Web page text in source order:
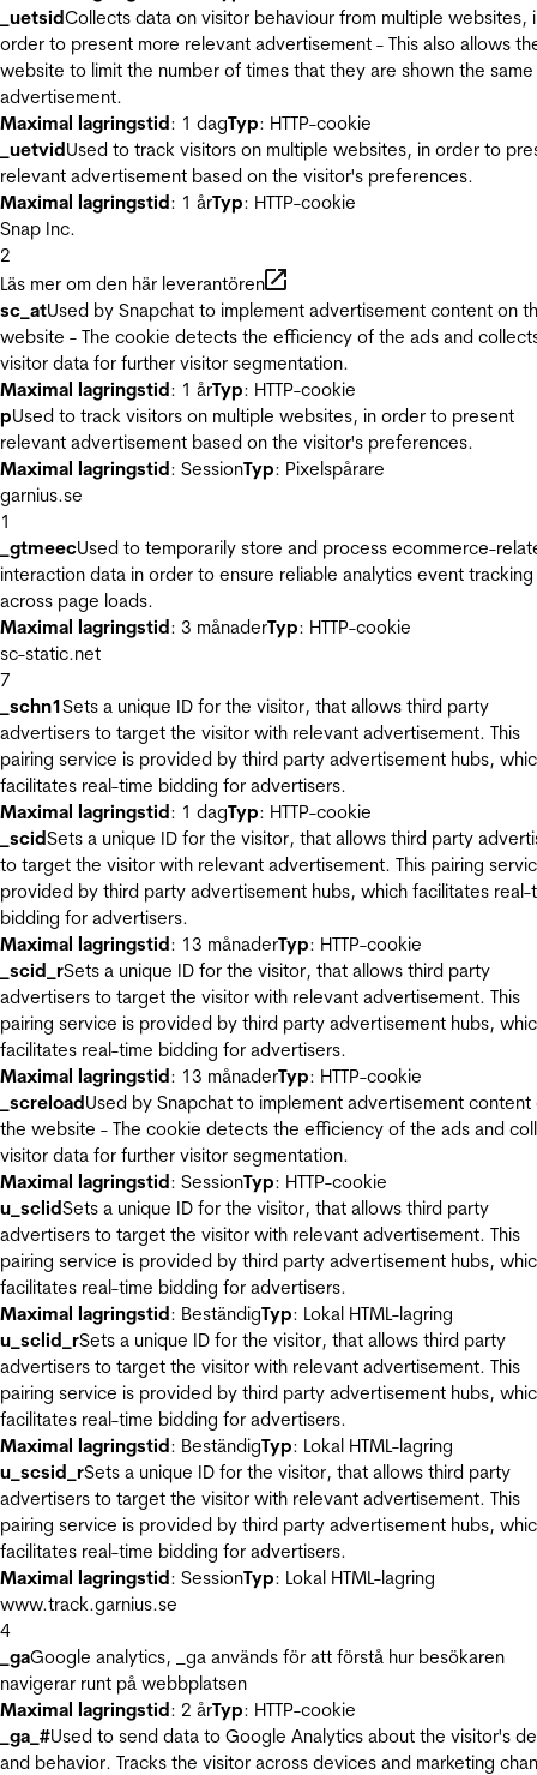
_uetsidCollects data on visitor behaviour from multiple websites,
order to present more relevant advertisement - This also allows
website to limit the number of times that they are shown the same
advertisement.
Maximal lagringstid: 1 dagTyp: HTTP-cookie
_uetvidUsed to track visitors on multiple websites, in order to
relevant advertisement based on the visitor's preferences.
Maximal lagringstid: 1 årTyp: HTTP-cookie
Snap Inc.
2
Läs mer om den här leverantören
sc_atUsed by Snapchat to implement advertisement content on
website - The cookie detects the efficiency of the ads and
visitor data for further visitor segmentation.
Maximal lagringstid: 1 årTyp: HTTP-cookie
pUsed to track visitors on multiple websites, in order to present
relevant advertisement based on the visitor's preferences.
Maximal lagringstid: SessionTyp: Pixelspårare
garnius.se
1
_gtmeecUsed to temporarily store and process ecommerce-
interaction data in order to ensure reliable analytics event tracking
across page loads.
Maximal lagringstid: 3 månaderTyp: HTTP-cookie
sc-static.net
7
_schn1Sets a unique ID for the visitor, that allows third party
advertisers to target the visitor with relevant advertisement. This
pairing service is provided by third party advertisement hubs,
facilitates real-time bidding for advertisers.
Maximal lagringstid: 1 dagTyp: HTTP-cookie
_scidSets a unique ID for the visitor, that allows third party
to target the visitor with relevant advertisement. This pairing
provided by third party advertisement hubs, which facilitates real-
bidding for advertisers.
Maximal lagringstid: 13 månaderTyp: HTTP-cookie
_scid_rSets a unique ID for the visitor, that allows third party
advertisers to target the visitor with relevant advertisement. This
pairing service is provided by third party advertisement hubs,
facilitates real-time bidding for advertisers.
Maximal lagringstid: 13 månaderTyp: HTTP-cookie
_screloadUsed by Snapchat to implement advertisement content
the website - The cookie detects the efficiency of the ads and
visitor data for further visitor segmentation.
Maximal lagringstid: SessionTyp: HTTP-cookie
u_sclidSets a unique ID for the visitor, that allows third party
advertisers to target the visitor with relevant advertisement. This
pairing service is provided by third party advertisement hubs,
facilitates real-time bidding for advertisers.
Maximal lagringstid: BeständigTyp: Lokal HTML-lagring
u_sclid_rSets a unique ID for the visitor, that allows third party
advertisers to target the visitor with relevant advertisement. This
pairing service is provided by third party advertisement hubs,
facilitates real-time bidding for advertisers.
Maximal lagringstid: BeständigTyp: Lokal HTML-lagring
u_scsid_rSets a unique ID for the visitor, that allows third party
advertisers to target the visitor with relevant advertisement. This
pairing service is provided by third party advertisement hubs,
facilitates real-time bidding for advertisers.
Maximal lagringstid: SessionTyp: Lokal HTML-lagring
www.track.garnius.se
4
_gaGoogle analytics, _ga används för att förstå hur besökaren
navigerar runt på webbplatsen
Maximal lagringstid: 2 årTyp: HTTP-cookie
_ga_#Used to send data to Google Analytics about the visitor's
and behavior. Tracks the visitor across devices and marketing